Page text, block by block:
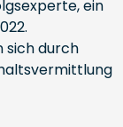
ein
sich durch